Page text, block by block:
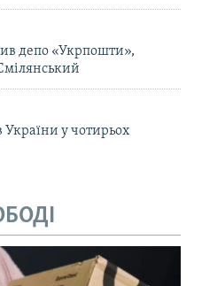
депо «Укрпошти»,
України у чотирьох